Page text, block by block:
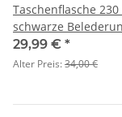
Taschenflasche 230
schwarze
29,99 € *
Alter Preis:34,00 €